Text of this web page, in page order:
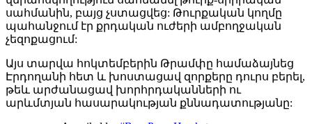
սահմանին, բայց չստացվեց: Թուրքական կողմը
պահանջում էր քրդական ուժերի ամբողջական
չեզոքացում:
Այս տարվա հոկտեմբերին Թրամփը համաձայնեց
Էրդողանի հետ և խոստացավ զորքերը դուրս բերել,
թեև արժանացավ խորհրդականների ու
արևմտյան հասարակության քննադատությանը: